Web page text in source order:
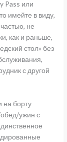
Pass или
имейте в виду,
не
как и раньше,
стол» без
с другой
на борту
ужин с